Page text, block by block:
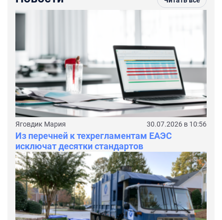
Яговдик Мария 30.07.2026 в 10:56
Из перечней к техрегламентам ЕАЭС
исключат десятки стандартов